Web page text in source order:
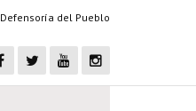
Defensoría del Pueblo